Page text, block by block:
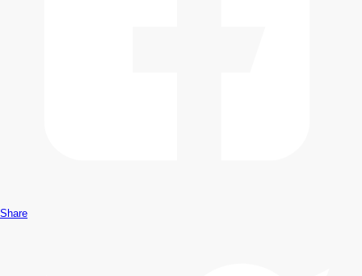
Share